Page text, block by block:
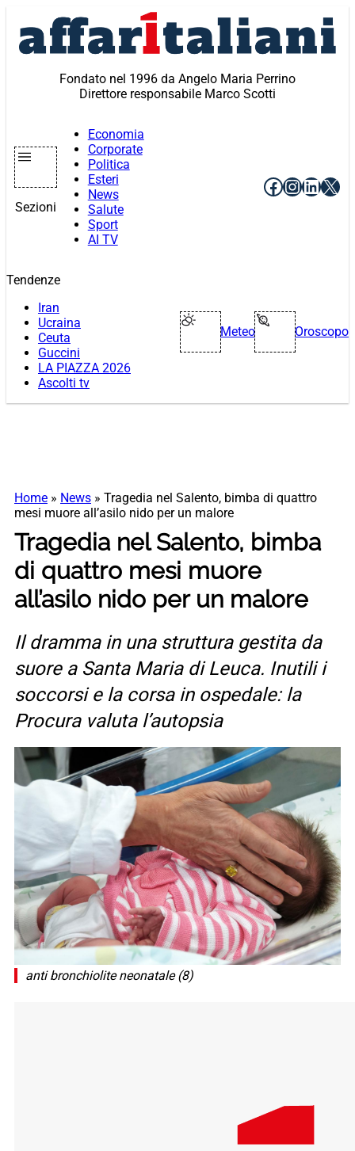
contenuto
Fondato nel 1996 da Angelo Maria Perrino
Direttore responsabile Marco Scotti
Sezioni
Economia
Corporate
Politica
Esteri
News
Salute
Sport
AI TV
Facebook
X
Tendenze
Iran
Ucraina
Ceuta
Guccini
LA PIAZZA 2026
Ascolti tv
Meteo Oroscopo
Home » News » Tragedia nel Salento, bimba di quattro
mesi muore all’asilo nido per un malore
Tragedia nel Salento, bimba
di quattro mesi muore
all’asilo nido per un malore
Il dramma in una struttura gestita da
suore a Santa Maria di Leuca. Inutili i
soccorsi e la corsa in ospedale: la
Procura valuta l’autopsia
anti bronchiolite neonatale (8)